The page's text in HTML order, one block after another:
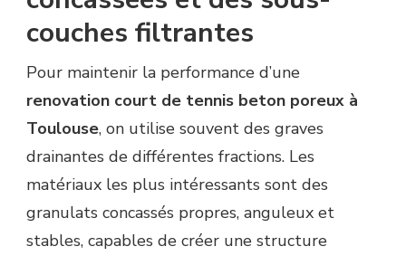
couches filtrantes
Pour maintenir la performance d’une
renovation court de tennis beton poreux à
Toulouse, on utilise souvent des graves
drainantes de différentes fractions. Les
matériaux les plus intéressants sont des
granulats concassés propres, anguleux et
stables, capables de créer une structure